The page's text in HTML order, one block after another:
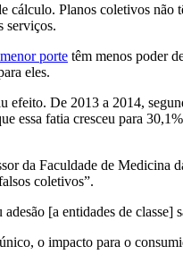
cálculo. Planos coletivos não
serviços.
menor porte têm menos poder
eles.
efeito. De 2013 a 2014,
essa fatia cresceu para
da Faculdade de Medicina
coletivos”.
[a entidades de
o impacto para o